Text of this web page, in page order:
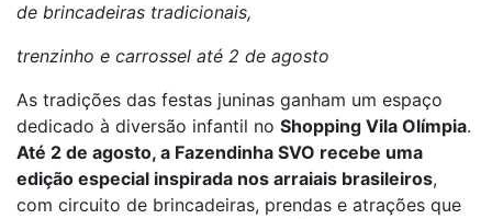
de brincadeiras tradicionais,
trenzinho e carrossel até 2 de agosto
As tradições das festas juninas ganham um espaço
dedicado à diversão infantil no Shopping Vila Olímpia.
Até 2 de agosto, a Fazendinha SVO recebe uma
edição especial inspirada nos arraiais brasileiros,
com circuito de brincadeiras, prendas e atrações que